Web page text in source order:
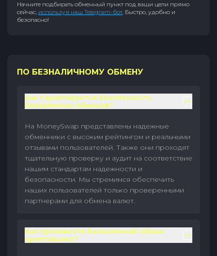
Начните подбирать обменный пункт под ваши цели прямо
сейчас, используя наш Telegram-бот. Быстро, удобно и
безопасно!
ПО БЕЗНАЛИЧНОМУ ОБМЕНУ
Как гарантируется безопасность
безналичных обменов?
На MoneySwap представлены надежные
обменники с высоким рейтингом и реальными
отзывами пользователей. Также они проходят
тщательную проверку и аудит на соответствие
нашим стандартам надежности и
безопасности. Мы стремимся обеспечить
наших пользователей только проверенными
партнерами для обмена валют.
Как произвести безналичный обмен
криптовалют?